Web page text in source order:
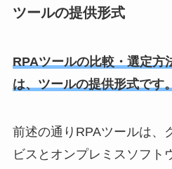
ツールの提供形式
RPAツールの比較・選定方
は、ツールの提供形式です。
前述の通りRPAツールは、
ビスとオンプレミスソフト